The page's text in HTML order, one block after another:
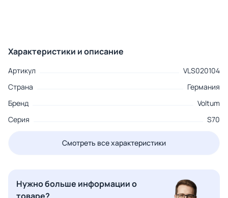
Характеристики и описание
Артикул
VLS020104
Страна
Германия
Бренд
Voltum
Серия
S70
Смотреть все характеристики
Нужно больше информации о